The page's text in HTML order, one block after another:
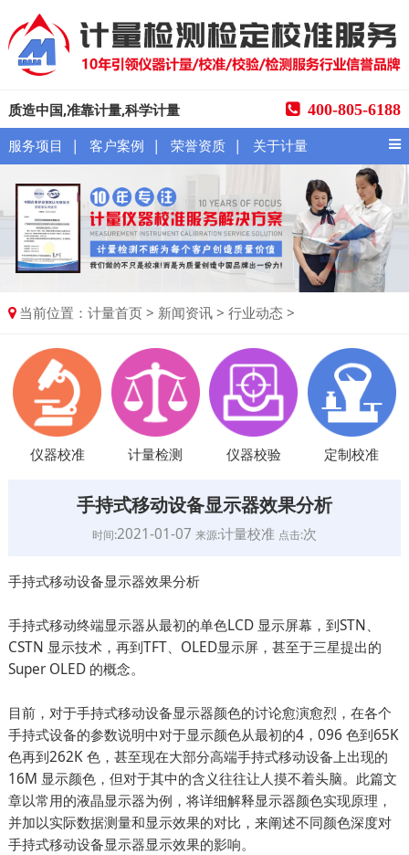
质造中国,准靠计量,科学计量 400-805-6188
服务项目 | 客户案例 | 荣誉资质 | 关于计量
当前位置：计量首页 > 新闻资讯 >行业动态 >
仪器校准 计量检测 仪器校验 定制校准
手持式移动设备显示器效果分析
时间:2021-01-07 来源:计量校准 点击:次
手持式移动设备显示器效果分析
手持式移动终端显示器从最初的单色LCD 显示屏幕，到STN、
CSTN 显示技术，再到TFT、OLED显示屏，甚至于三星提出的
Super OLED 的概念。
目前，对于手持式移动设备显示器颜色的讨论愈演愈烈，在各个
手持式设备的参数说明中对于显示颜色从最初的4，096 色到65K
色再到262K 色，甚至现在大部分高端手持式移动设备上出现的
16M 显示颜色，但对于其中的含义往往让人摸不着头脑。此篇文
章以常用的液晶显示器为例，将详细解释显示器颜色实现原理，
并加以实际数据测量和显示效果的对比，来阐述不同颜色深度对
手持式移动设备显示器显示效果的影响。